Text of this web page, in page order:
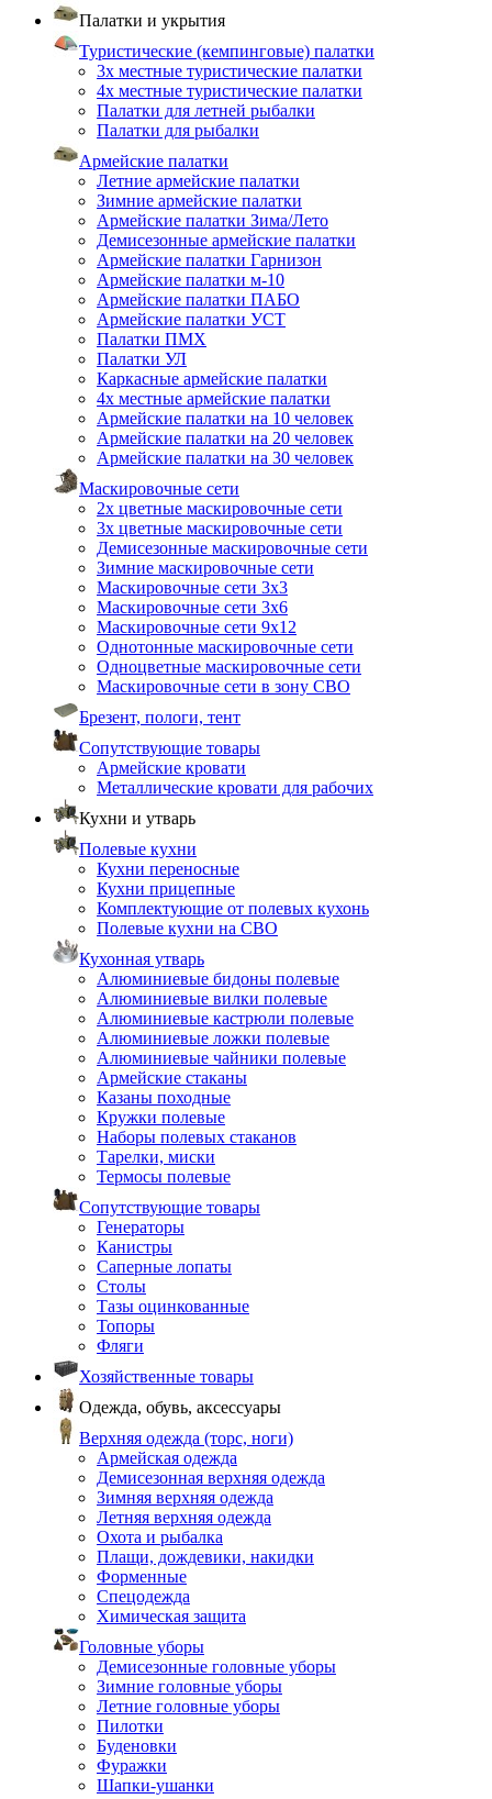
Палатки и укрытия
Туристические (кемпинговые) палатки
3х местные туристические палатки
4х местные туристические палатки
Палатки для летней рыбалки
Палатки для рыбалки
Армейские палатки
Летние армейские палатки
Зимние армейские палатки
Армейские палатки Зима/Лето
Демисезонные армейские палатки
Армейские палатки Гарнизон
Армейские палатки м-10
Армейские палатки ПАБО
Армейские палатки УСТ
Палатки ПМХ
Палатки УЛ
Каркасные армейские палатки
4х местные армейские палатки
Армейские палатки на 10 человек
Армейские палатки на 20 человек
Армейские палатки на 30 человек
Маскировочные сети
2х цветные маскировочные сети
3х цветные маскировочные сети
Демисезонные маскировочные сети
Зимние маскировочные сети
Маскировочные сети 3х3
Маскировочные сети 3х6
Маскировочные сети 9х12
Однотонные маскировочные сети
Одноцветные маскировочные сети
Маскировочные сети в зону СВО
Брезент, пологи, тент
Сопутствующие товары
Армейские кровати
Металлические кровати для рабочих
Кухни и утварь
Полевые кухни
Кухни переносные
Кухни прицепные
Комплектующие от полевых кухонь
Полевые кухни на СВО
Кухонная утварь
Алюминиевые бидоны полевые
Алюминиевые вилки полевые
Алюминиевые кастрюли полевые
Алюминиевые ложки полевые
Алюминиевые чайники полевые
Армейские стаканы
Казаны походные
Кружки полевые
Наборы полевых стаканов
Тарелки, миски
Термосы полевые
Сопутствующие товары
Генераторы
Канистры
Саперные лопаты
Столы
Тазы оцинкованные
Топоры
Фляги
Хозяйственные товары
Одежда, обувь, аксессуары
Верхняя одежда (торс, ноги)
Армейская одежда
Демисезонная верхняя одежда
Зимняя верхняя одежда
Летняя верхняя одежда
Охота и рыбалка
Плащи, дождевики, накидки
Форменные
Спецодежда
Химическая защита
Головные уборы
Демисезонные головные уборы
Зимние головные уборы
Летние головные уборы
Пилотки
Буденовки
Фуражки
Шапки-ушанки